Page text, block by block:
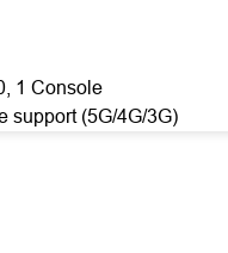
1 Console
support (5G/4G/3G)